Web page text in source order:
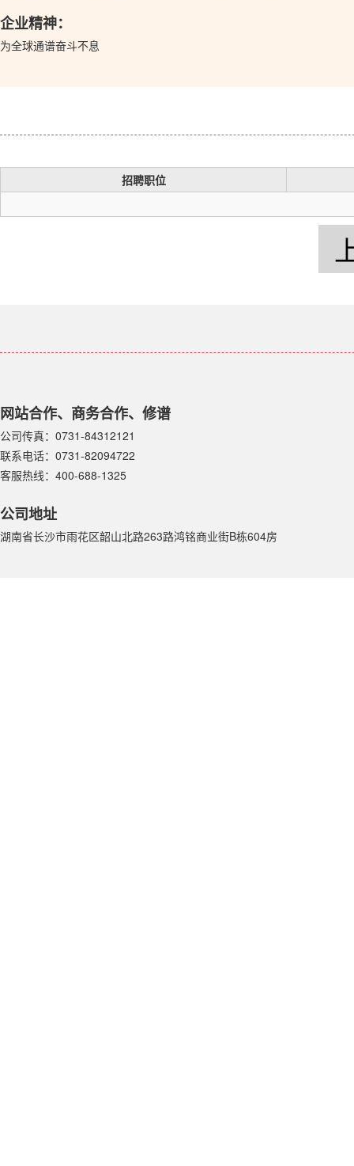
企业精神：
为全球通谱奋斗不息
招聘职位
网站合作、商务合作、修谱
公司传真：0731-84312121
联系电话：0731-82094722
客服热线：400-688-1325
公司地址
湖南省长沙市雨花区韶山北路263路鸿铭商业街B栋604房